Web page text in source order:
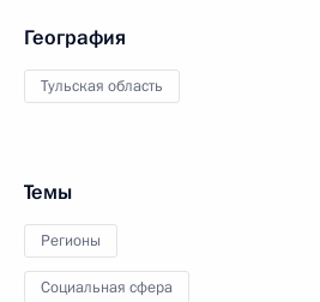
География
Тульская область
Темы
Регионы
Социальная сфера